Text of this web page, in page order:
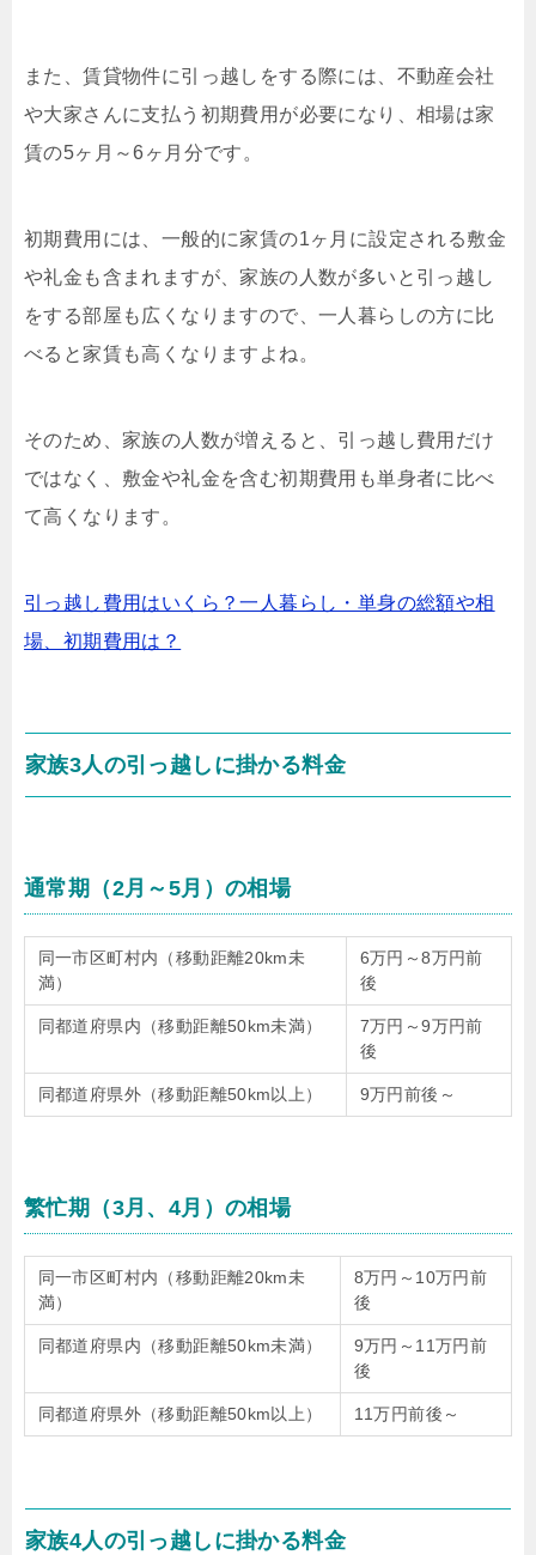
また、賃貸物件に引っ越しをする際には、不動産会社
や大家さんに支払う初期費用が必要になり、相場は家
賃の5ヶ月～6ヶ月分です。
初期費用には、一般的に家賃の1ヶ月に設定される敷金
や礼金も含まれますが、家族の人数が多いと引っ越し
をする部屋も広くなりますので、一人暮らしの方に比
べると家賃も高くなりますよね。
そのため、家族の人数が増えると、引っ越し費用だけ
ではなく、敷金や礼金を含む初期費用も単身者に比べ
て高くなります。
引っ越し費用はいくら？一人暮らし・単身の総額や相
場、初期費用は？
家族3人の引っ越しに掛かる料金
通常期（2月～5月）の相場
同一市区町村内（移動距離20km未
満）
6万円～8万円前
後
同都道府県内（移動距離50km未満）
7万円～9万円前
後
同都道府県外（移動距離50km以上） 9万円前後～
繁忙期（3月、4月）の相場
同一市区町村内（移動距離20km未
満）
8万円～10万円前
後
同都道府県内（移動距離50km未満）
9万円～11万円前
後
同都道府県外（移動距離50km以上） 11万円前後～
家族4人の引っ越しに掛かる料金